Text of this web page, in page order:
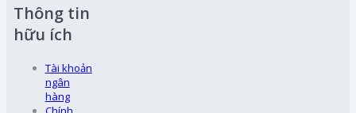
Thông tin
hữu ích
Tài khoản
ngân
hàng